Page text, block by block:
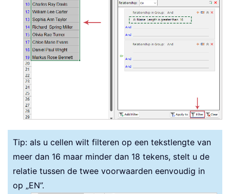
Tip: als u cellen wilt filteren op een tekstlengte van
meer dan 16 maar minder dan 18 tekens, stelt u de
relatie tussen de twee voorwaarden eenvoudig in
op „EN”.